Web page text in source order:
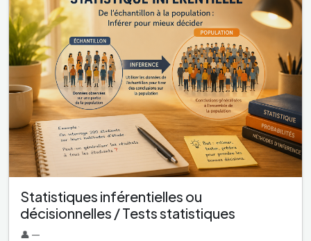
Statistiques inférentielles ou
décisionnelles / Tests statistiques
👤 —